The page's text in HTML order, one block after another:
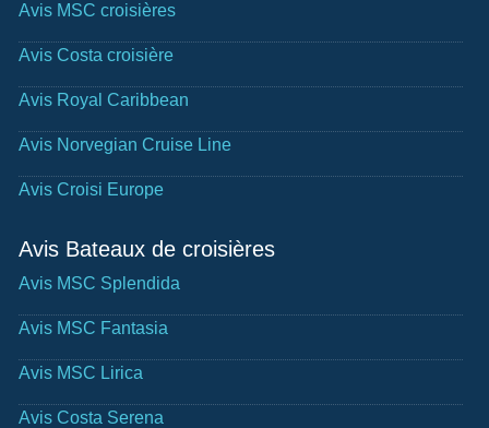
Avis MSC croisières
Avis Costa croisière
Avis Royal Caribbean
Avis Norvegian Cruise Line
Avis Croisi Europe
Avis Bateaux de croisières
Avis MSC Splendida
Avis MSC Fantasia
Avis MSC Lirica
Avis Costa Serena